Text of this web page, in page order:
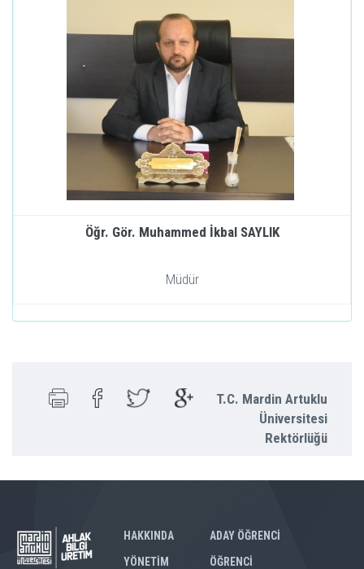
Öğr. Gör. Muhammed İkbal SAYLIK
Müdür
T.C. Mardin Artuklu
Üniversitesi
Rektörlüğü
HAKKINDA
YÖNETİM
ADAY ÖĞRENCİ
ÖĞRENCİ